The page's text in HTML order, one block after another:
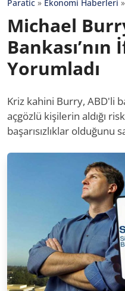
Paratic » Ekonomi Haberleri »
Michael
Bankası’nın
Yorumladı
Kriz kahini Burry, ABD'li
açgözlü kişilerin aldığı
başarısızlıklar olduğunu